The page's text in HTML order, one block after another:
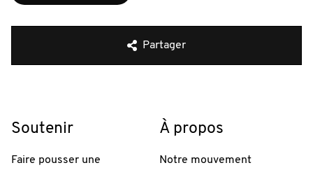
Partager
Soutenir
Faire pousser une
À propos
Notre mouvement